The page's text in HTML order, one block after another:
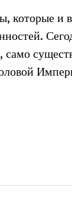
которые и